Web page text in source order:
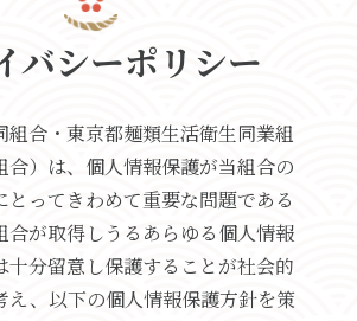
バシーポリシー
組合・東京都麺類生活衛生同業組
合）は、個人情報保護が当組合の
とってきわめて重要な問題である
合が取得しうるあらゆる個人情報
十分留意し保護することが社会的
え、以下の個人情報保護方針を策